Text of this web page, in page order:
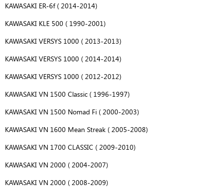
KAWASAKI ER-6f ( 2014-2014)
KAWASAKI KLE 500 ( 1990-2001)
KAWASAKI VERSYS 1000 ( 2013-2013)
KAWASAKI VERSYS 1000 ( 2014-2014)
KAWASAKI VERSYS 1000 ( 2012-2012)
KAWASAKI VN 1500 Classic ( 1996-1997)
KAWASAKI VN 1500 Nomad Fi ( 2000-2003)
KAWASAKI VN 1600 Mean Streak ( 2005-2008)
KAWASAKI VN 1700 CLASSIC ( 2009-2010)
KAWASAKI VN 2000 ( 2004-2007)
KAWASAKI VN 2000 ( 2008-2009)